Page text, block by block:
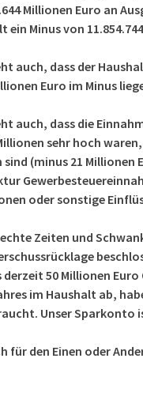
Millionen Euro an
ein Minus von
auch, dass der
Euro im Minus
auch, dass die
sehr hoch
sind (minus 21 Millionen
oder sonstige
Zeiten und
derzeit 50 Millionen
im Haushalt ab,
Unser Sparkonto
für den Einen oder